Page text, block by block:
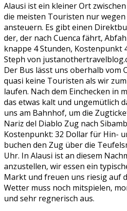
Alausi ist ein kleiner Ort
die meisten Touristen nur wegen
ansteuern. Es gibt einen
der, der nach Cuenca fährt,
knappe 4 Stunden, Kostenpunkt
Steph von
Der Bus lässt uns oberhalb vom
quasi keine Touristen als wir
laufen. Nach dem Einchecken in
das etwas kalt und ungemütlich
uns am Bahnhof, um die
Nariz del Diablo Zug nach
Kostenpunkt: 32 Dollar für Hin-
buchen den Zug über die
Uhr. In Alausi ist an diesem
anzustellen, wir essen ein
Markt und freuen uns riesig auf
Wetter muss noch mitspielen,
und sehr regnerisch aus.